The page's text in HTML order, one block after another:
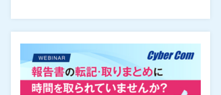
を把握する上で重要な技術です。しかし、多くの企業で
は以下の課題から「見えるだけで終わってしまう」状況
が生じています。
・得られた情報が断片的で、設計書として使いづらい
・改修判断や影響範囲分析に活用できる粒度になってい
ない ・言語ごとの特性（VB6、Delphi など）への深い
理解が必要 ・大量のコードを人手でドキュメント化す
るには現実的でない
つまり、可視化した情報を“使える設計書”として整理す
るところにこそ、壁があるのです。